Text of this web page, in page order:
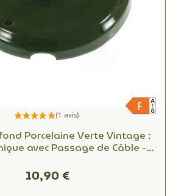
Porcelaine Verte Vintage :
avec Passage de Câble -
10,90 €